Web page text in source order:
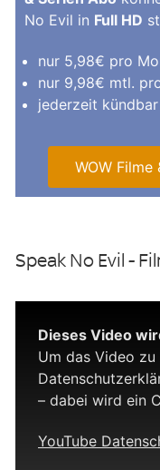
No Evil in Full HD
nur 5,98€ pro
nur 9,98€ mtl.
jederzeit kündbar
WOW
Speak No Evil -
Dieses Video
Um das Video zu
– dabei wird ein
YouTube